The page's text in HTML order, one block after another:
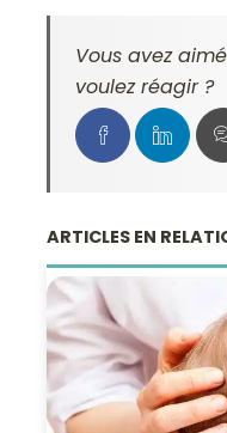
Vous avez
voulez réagir ?
ARTICLES EN